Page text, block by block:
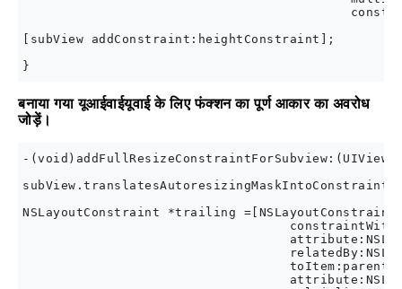
[subView addConstraint:heightConstraint];
बनाया गया यूआईवाईयूवाई के लिए फंक्शन का पूर्ण आकार का अवरोध
जोड़ें।
-
subView.translatesAutoresizingMaskIntoConstraints
NSLayoutConstraint *trailing =[NSLayoutConstraint
                                   toItem:parent